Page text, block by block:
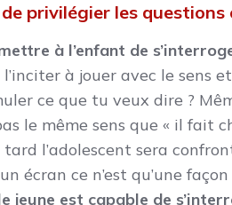
privilégier les
à l’enfant de
à jouer avec le sens
ce que tu veux dire ?
le même sens que « il fait
l’adolescent sera
écran ce n’est qu’une
jeune est capable de